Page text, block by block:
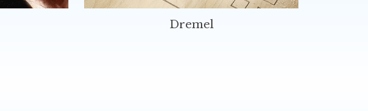
Dremel